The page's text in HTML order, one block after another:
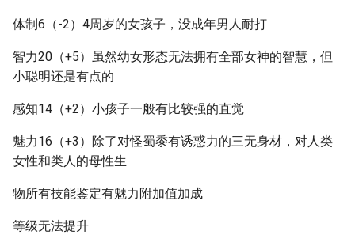
体制6（-2）4周岁的女孩子，没成年男人耐打
智力20（+5）虽然幼女形态无法拥有全部女神的智慧，但
小聪明还是有点的
感知14（+2）小孩子一般有比较强的直觉
魅力16（+3）除了对怪蜀黍有诱惑力的三无身材，对人类
女性和类人的母性生
物所有技能鉴定有魅力附加值加成
等级无法提升